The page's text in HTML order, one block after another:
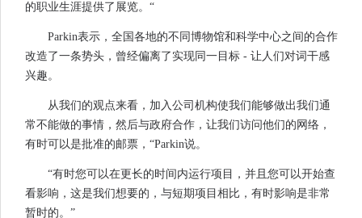
的职业生涯提供了展览。“
Parkin表示，全国各地的不同博物馆和科学中心之间的合作
改造了一条势头，曾经偏离了实现同一目标 - 让人们对词干感
兴趣。
从我们的观点来看，加入公司机构使我们能够做出我们通
常不能做的事情，然后与政府合作，让我们访问他们的网络，
有时可以是批准的邮票，“Parkin说。
“有时您可以在更长的时间内运行项目，并且您可以开始查
看影响，这是我们想要的，与短期项目相比，有时影响是非常
暂时的。”